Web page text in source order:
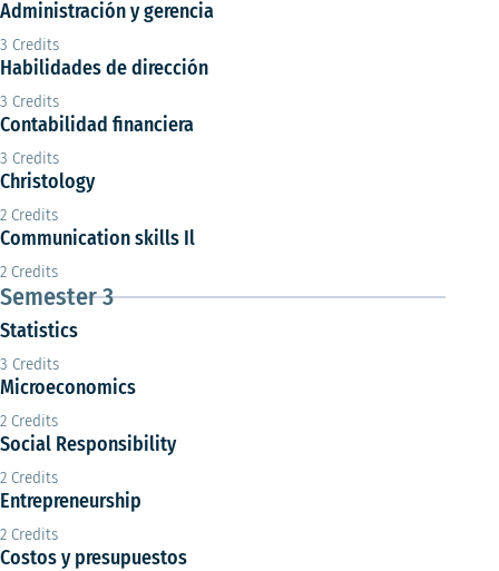
Administración y gerencia
3 Credits
Habilidades de dirección
3 Credits
Contabilidad financiera
3 Credits
Christology
2 Credits
Communication skills Il
2 Credits
Semester 3
Statistics
3 Credits
Microeconomics
2 Credits
Social Responsibility
2 Credits
Entrepreneurship
2 Credits
Costos y presupuestos